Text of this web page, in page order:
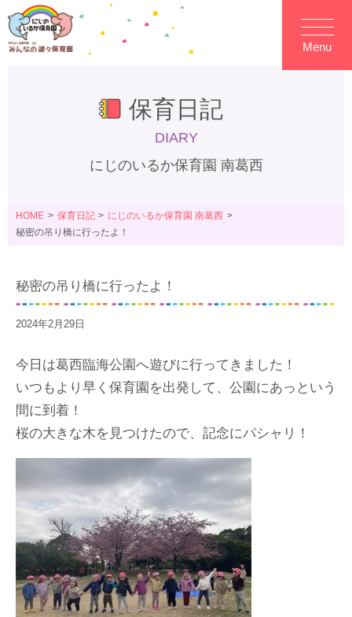
Menu
保育日記
DIARY
にじのいるか保育園 南葛西
HOME 保育日記
にじのいるか保育園 南葛西
秘密の吊り橋に行ったよ！
秘密の吊り橋に行ったよ！
2024年2月29日
今日は葛西臨海公園へ遊びに行ってきました！
いつもより早く保育園を出発して、公園にあっという
間に到着！
桜の大きな木を見つけたので、記念にパシャリ！